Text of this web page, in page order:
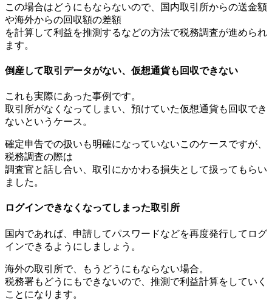
この場合はどうにもならないので、国内取引所からの送金額
や海外からの回収額の差額
を計算して利益を推測するなどの方法で税務調査が進められ
ます。
倒産して取引データがない、仮想通貨も回収できない
これも実際にあった事例です。
取引所がなくなってしまい、預けていた仮想通貨も回収でき
ないというケース。
確定申告での扱いも明確になっていないこのケースですが、
税務調査の際は
調査官と話し合い、取引にかかわる損失として扱ってもらい
ました。
ログインできなくなってしまった取引所
国内であれば、申請してパスワードなどを再度発行してログ
インできるようにしましょう。
海外の取引所で、もうどうにもならない場合。
税務署もどうにもできないので、推測で利益計算をしていく
ことになります。